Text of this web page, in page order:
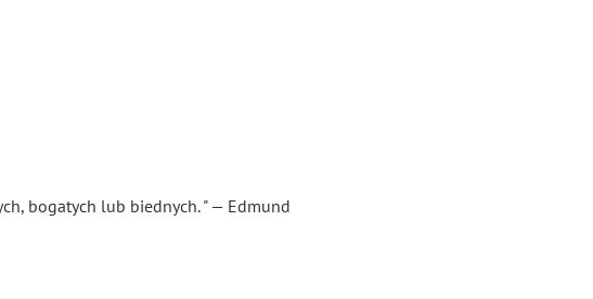
bogatych lub biednych. " — Edmund